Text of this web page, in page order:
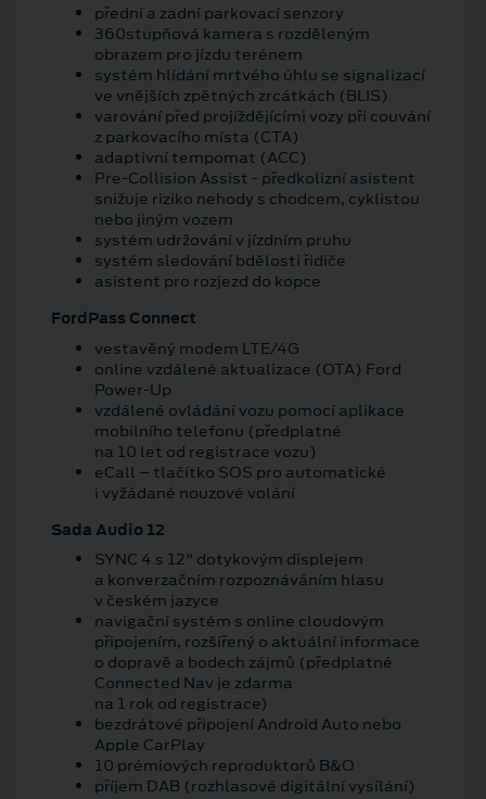
přední a zadní parkovací senzory
360stupňová kamera s rozděleným
obrazem pro jízdu terénem
systém hlídání mrtvého úhlu se signalizací
ve vnějších zpětných zrcátkách (BLIS)
varování před projíždějícími vozy při couvání
z parkovacího místa (CTA)
adaptivní tempomat (ACC)
Pre-Collision Assist - předkolizní asistent
snižuje riziko nehody s chodcem, cyklistou
nebo jiným vozem
systém udržování v jízdním pruhu
systém sledování bdělosti řidiče
asistent pro rozjezd do kopce
FordPass Connect
vestavěný modem LTE/4G
online vzdálené aktualizace (OTA) Ford
Power-Up
vzdálené ovládání vozu pomocí aplikace
mobilního telefonu (předplatné
na 10 let od registrace vozu)
eCall – tlačítko SOS pro automatické
i vyžádané nouzové volání
Sada Audio 12
SYNC 4 s 12" dotykovým displejem
a konverzačním rozpoznáváním hlasu
v českém jazyce
navigační systém s online cloudovým
připojením, rozšířený o aktuální informace
o dopravě a bodech zájmů (předplatné
Connected Nav je zdarma
na 1 rok od registrace)
bezdrátové připojení Android Auto nebo
Apple CarPlay
10 prémiových reproduktorů B&O
příjem DAB (rozhlasové digitální vysílání)